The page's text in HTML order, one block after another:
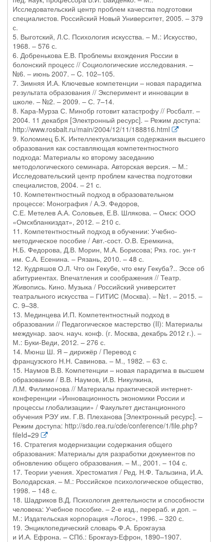
Исследовательский центр проблем качества подготовки
специалистов. Российский Новый Университет, 2005. – 379
с.
5. Выготский, Л.С. Психология искусства. – М.: Искусство,
1968. – 576 с.
6. Добренькова Е.В. Проблемы вхождения России в
болонский процесс // Социологические исследования. –
№6. – июнь 2007. – C. 102–105.
7. Зимняя И.А. Ключевые компетенции – новая парадигма
результата образования // Эксперимент и инновации в
школе. – №2. – 2009. – С. 7–14.
8. Кара-Мурза С. Минобр готовит катастрофу // Росбалт. –
2004. 11 декабря [Электронный ресурс]. – Режим доступа:
http://www.rosbalt.ru/main/2004/12/11/188816.html
9. Коломиец Б.К. Интеллектуализация содержания высшего
образования как составляющая компетентностного
подхода: Материалы ко второму заседанию
методологического семинара. Авторская версия. – М.:
Исследовательский центр проблем качества подготовки
специалистов, 2004. – 21 с.
10. Компетентностный подход в образовательном
процессе: Монография / А.Э. Федоров,
С.Е. Метелев А.А. Соловьев, Е.В. Шлякова. – Омск: ООО
«Омскбланкиздат», 2012. – 210 с.
11. Компетентностный подход в обучении: Учебно-
методическое пособие / Авт.-сост. О.В. Еремкина,
Н.Б. Федорова, Д.В. Морин, М.А. Борисова; Ряз. гос. ун-т
им. С.А. Есенина. – Рязань, 2010. – 48 с.
12. Кудряшов О.Л. Что он Гекубе, что ему Гекуба?.. Эссе об
абитуриентах. Впечатления и соображения // Театр.
Живопись. Кино. Музыка / Российский университет
театрального искусства – ГИТИС (Москва). – №1. – 2015. –
С. 9–38.
13. Мединцева И.П. Компетентностный подход в
образовании // Педагогическое мастерство (II): Материалы
междунар. заоч. науч. конф. (г. Москва, декабрь 2012 г.). –
М.: Буки-Веди, 2012. – 276 с.
14. Мюнш Ш. Я – дирижёр / Перевод с
французского Н.Н. Савинова. – М., 1982. – 63 с.
15. Наумов В.В. Компетенции – новая парадигма в высшем
образовании / В.В. Наумов, И.В. Никулкина,
Л.М. Филимонова // Материалы практической интернет-
конференции «Инновационность экономики России и
процессы глобализации» / Факультет дистанционного
обучения РЭУ им. Г.В. Плеханова [Электронный ресурс]. –
Режим доступа: http://sdo.rea.ru/cde/conference/1/file.php?
fileId=29
16. Стратегия модернизации содержания общего
образования: Материалы для разработки документов по
обновлению общего образования. – М., 2001. – 104 с.
17. Теории учения. Хрестоматия / Ред. Н.Ф. Талызина, И.А.
Володарская. – М.: Российское психологическое общество,
1998. – 148 с.
18. Шадриков В.Д. Психология деятельности и способности
человека: Учебное пособие. – 2-е изд., перераб. и доп. –
М.: Издательская корпорация «Логос», 1996. – 320 с.
19. Энциклопедический словарь Ф.А. Брокгауза
и И.А. Ефрона. – СПб.: Брокгауз-Ефрон, 1890–1907.